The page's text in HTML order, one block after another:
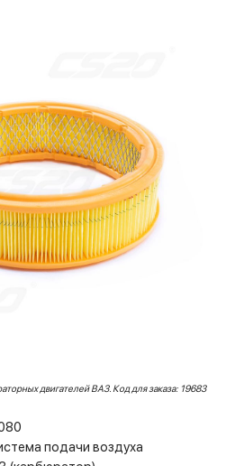
двигателей ВАЗ. Код для заказа: 19683
подачи воздуха